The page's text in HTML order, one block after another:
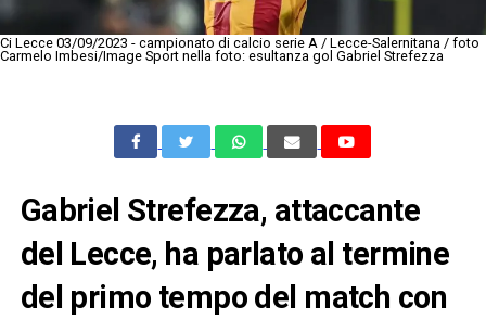
Ci Lecce 03/09/2023 - campionato di calcio serie A / Lecce-Salernitana / foto
Carmelo Imbesi/Image Sport nella foto: esultanza gol Gabriel Strefezza
Gabriel Strefezza, attaccante
del Lecce, ha parlato al termine
del primo tempo del match con